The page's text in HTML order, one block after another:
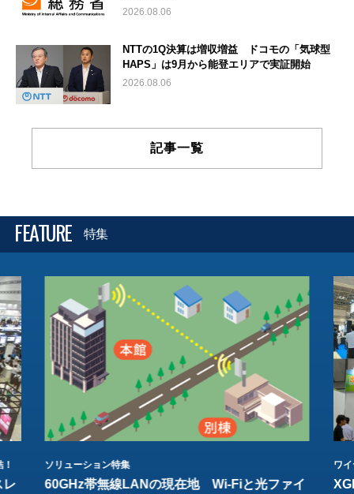
2026.08.06
NTTの1Q決算は増収増益 ドコモの「気球型
HAPS」は9月から能登エリアで実証開始
2026.08.06
記事一覧
FEATURE 特集
レ
ソリューション特集
60GHz帯無線LANの現在地 Wi-Fiと光ファイ
ワ